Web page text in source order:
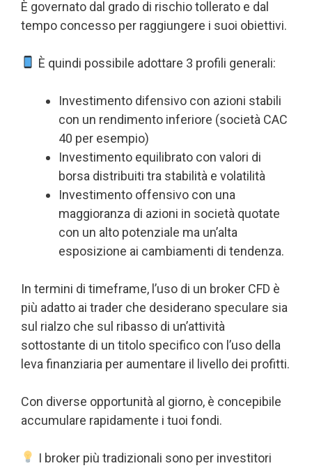
È governato dal grado di rischio tollerato e dal
tempo concesso per raggiungere i suoi obiettivi.
È quindi possibile adottare 3 profili generali:
Investimento difensivo con azioni stabili
con un rendimento inferiore (società CAC
40 per esempio)
Investimento equilibrato con valori di
borsa distribuiti tra stabilità e volatilità
Investimento offensivo con una
maggioranza di azioni in società quotate
con un alto potenziale ma un’alta
esposizione ai cambiamenti di tendenza.
In termini di timeframe, l’uso di un broker CFD è
più adatto ai trader che desiderano speculare sia
sul rialzo che sul ribasso di un’attività
sottostante di un titolo specifico con l’uso della
leva finanziaria per aumentare il livello dei profitti.
Con diverse opportunità al giorno, è concepibile
accumulare rapidamente i tuoi fondi.
I broker più tradizionali sono per investitori